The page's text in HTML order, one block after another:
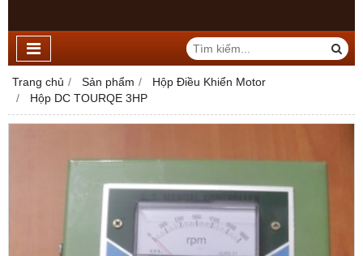
Trang chủ Sản phẩm
Hộp Điều Khiển Motor
Hộp DC TOURQE 3HP